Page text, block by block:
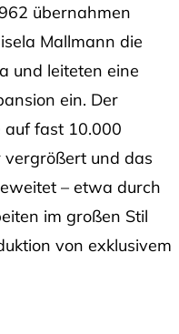
übernahmen
Mallmann die
und leiteten eine
ein. Der
fast 10.000
und das
– etwa durch
im großen Stil
von exklusivem